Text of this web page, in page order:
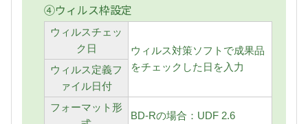
④ウィルス枠設定
ウィルスチェッ
ク日
ウィルス対策ソフトで成果品
をチェックした日を入力
ウィルス定義フ
ァイル日付
フォーマット形
BD-Rの場合：UDF 2.6